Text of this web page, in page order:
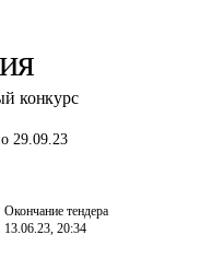
конкурс
29.09.23
Окончание тендера
13.06.23, 20:34